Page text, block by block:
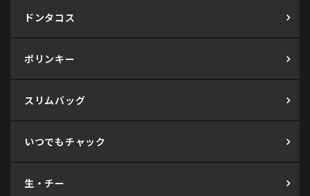
ドンタコス
ポリンキー
スリムバッグ
いつでもチャック
生・チー